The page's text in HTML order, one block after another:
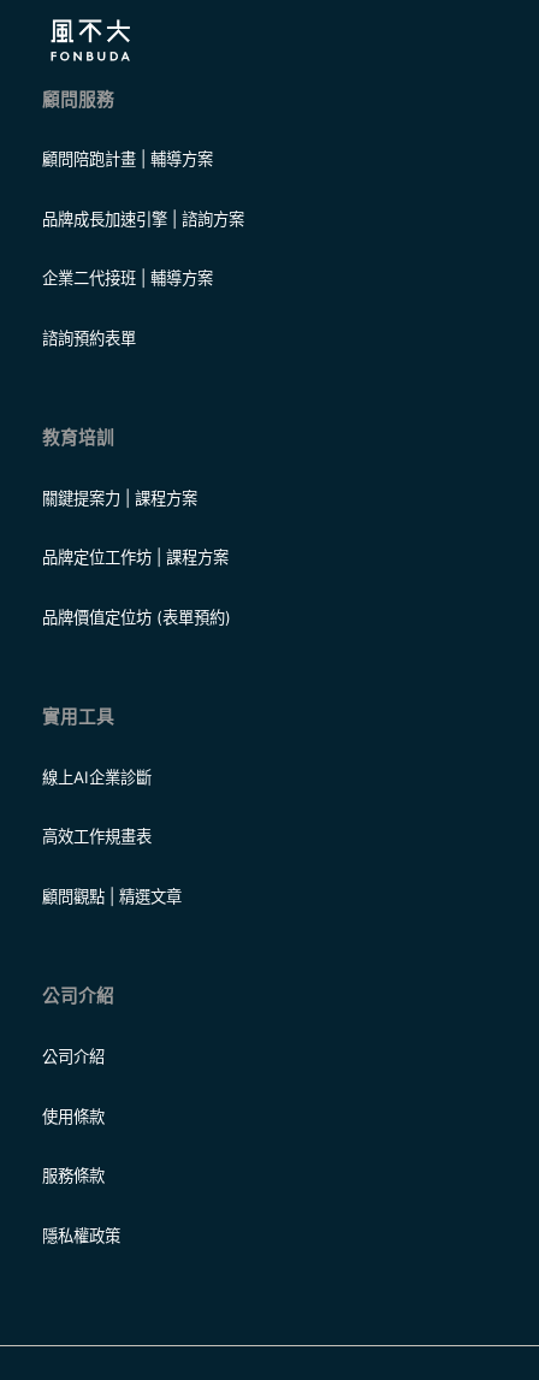
顧問服務
顧問陪跑計畫 | 輔導方案
品牌成長加速引擎 | 諮詢方案
企業二代接班 | 輔導方案
諮詢預約表單
教育培訓
關鍵提案力 | 課程方案
品牌定位工作坊 | 課程方案
品牌價值定位坊 (表單預約)
實用工具
線上AI企業診斷
高效工作規畫表
顧問觀點 | 精選文章
公司介紹
公司介紹
使用條款
服務條款
隱私權政策